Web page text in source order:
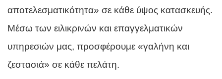
αποτελεσματικότητα» σε κάθε ύψος κατασκευής.
Μέσω των ειλικρινών και επαγγελματικών
υπηρεσιών μας, προσφέρουμε «γαλήνη και
ζεστασιά» σε κάθε πελάτη.